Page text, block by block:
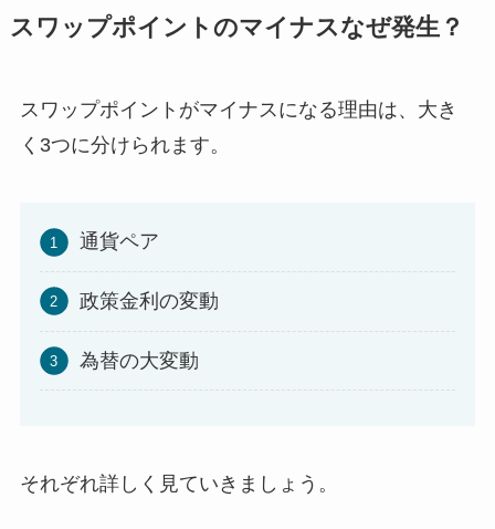
スワップポイントのマイナスなぜ発生？
スワップポイントがマイナスになる理由は、大き
く3つに分けられます。
通貨ペア
政策金利の変動
為替の大変動
それぞれ詳しく見ていきましょう。